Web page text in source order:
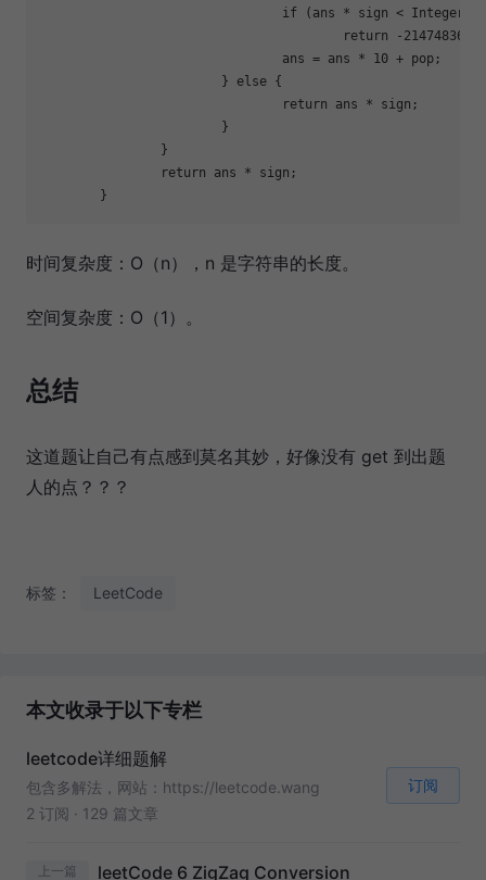
if (ans * sign <
return - 2147483648
				ans = ans *
10 + pop;
			}
else {
return ans * sign;
return ans * sign;
时间复杂度：O（n），n 是字符串的长度。
空间复杂度：O（1）。
总结
这道题让自己有点感到莫名其妙，好像没有 get 到出题
人的点？？？
标签： LeetCode
本文收录于以下专栏
leetcode详细题解
包含多解法，网站：https://leetcode.wang
2 订阅 · 129 篇文章
订阅
上一篇 leetCode 6 ZigZag Conversion